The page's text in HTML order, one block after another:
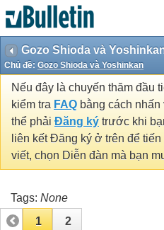
Gozo Shioda và
Chủ đề: Gozo Shioda và Yoshinkan
Nếu đây là chuyến thăm đầu
kiểm tra FAQ bằng cách
thể phải Đăng ký trước khi
liên kết Đăng ký ở trên để
viết, chọn Diễn đàn mà bạn
Tags: None
1
2